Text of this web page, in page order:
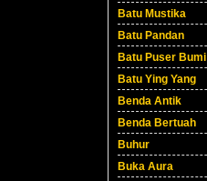
Batu Mustika
Batu Pandan
Batu Puser Bumi
Batu Ying Yang
Benda Antik
Benda Bertuah
Buhur
Buka Aura